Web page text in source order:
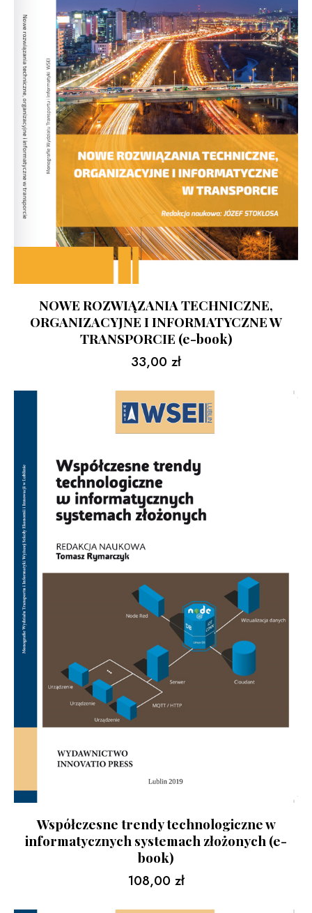
NOWE ROZWIĄZANIA TECHNICZNE,
ORGANIZACYJNE I INFORMATYCZNE W
TRANSPORCIE (e-book)
33,00 zł
Współczesne trendy technologiczne w
informatycznych systemach złożonych (e-
book)
108,00 zł